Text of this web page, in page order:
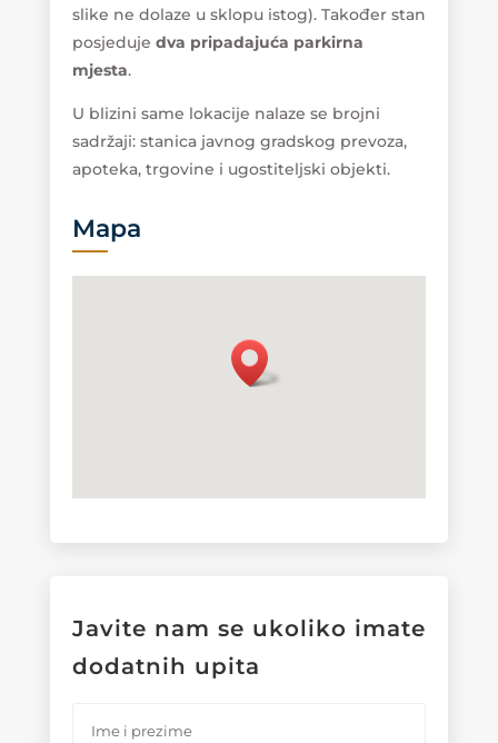
slike ne dolaze u sklopu istog). Također stan
posjeduje dva pripadajuća parkirna
mjesta.
U blizini same lokacije nalaze se brojni
sadržaji: stanica javnog gradskog prevoza,
apoteka, trgovine i ugostiteljski objekti.
Mapa
Javite nam se ukoliko imate
dodatnih upita